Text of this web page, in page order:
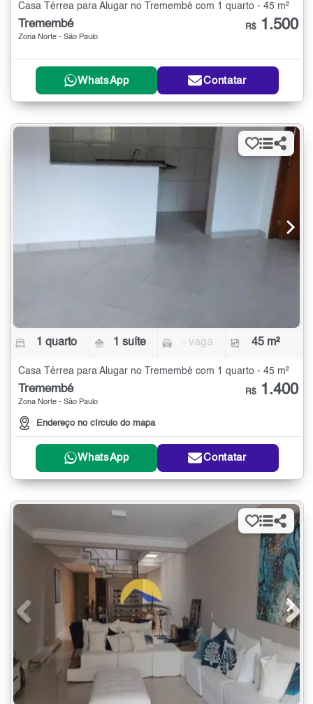
Casa Térrea para Alugar no Tremembé com 1 quarto - 45 m²
Tremembé
Zona Norte - São Paulo
R$ 1.500
WhatsApp Contatar
1 quarto 1 suíte - vaga 45 m²
Casa Térrea para Alugar no Tremembé com 1 quarto - 45 m²
Tremembé
Zona Norte - São Paulo
Endereço no círculo do mapa
R$ 1.400
WhatsApp Contatar